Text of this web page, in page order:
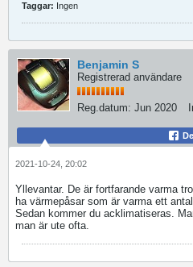
Taggar: Ingen
Benjamin S
Registrerad användare
Reg.datum: Jun 2020
2021-10-24, 20:02
Yllevantar. De är fortfarande varma
ha värmepåsar som är varma ett
Sedan kommer du acklimatiseras.
man är ute ofta.